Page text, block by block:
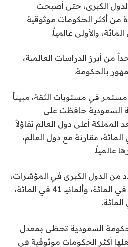
الكبرى، حتى أصبحت
من أكثر الحكومات موثوقية
من أبرز الدراسات العالمية،
بالحكومة.
مستمر في مستويات الثقة، مبيناً
السعودية حافظت على
المملكة أعلى دول العالم تفاؤلاً
بنسبة 69 في المائة، مقارنة مع دول العالم،
عالمياً.
من الدول الكبرى في المؤشرات،
مثل الولايات المتحدة 47 في المائة، وألمانيا 41 في المائة،
السعودية تحظى بمعدل
يجعلها أكثر الحكومات موثوقية في